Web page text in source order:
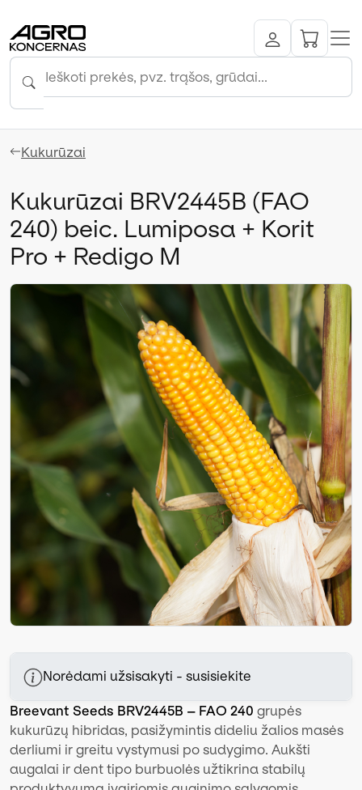
Kukurūzai
Kukurūzai BRV2445B (FAO
240) beic. Lumiposa + Korit
Pro + Redigo M
Norėdami užsisakyti - susisiekite
Breevant Seeds BRV2445B – FAO 240 grupės
kukurūzų hibridas, pasižymintis dideliu žalios masės
derliumi ir greitu vystymusi po sudygimo. Aukšti
augalai ir dent tipo burbuolės užtikrina stabilų